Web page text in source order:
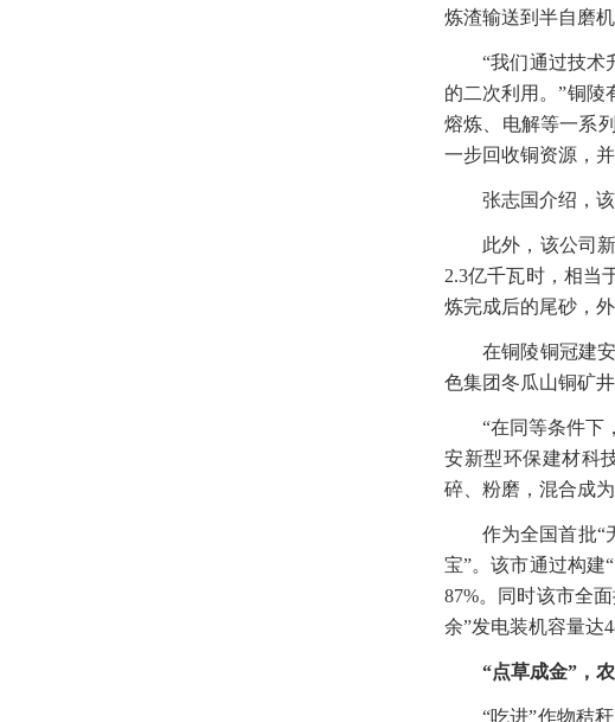
炼渣输送到半自磨
“我们通过技术
的二次利用。”铜陵
熔炼、电解等一系
一步回收铜资源，
张志国介绍，
此外，该公司
2.3亿千瓦时，相当
炼完成后的尾砂，
在铜陵铜冠建
色集团冬瓜山铜矿井
“在同等条件下
安新型环保建材科
碎、粉磨，混合成
作为全国首批“
宝”。该市通过构建
87%。同时该市全
余”发电装机容量达
“点草成金”，
“吃进”作物秸